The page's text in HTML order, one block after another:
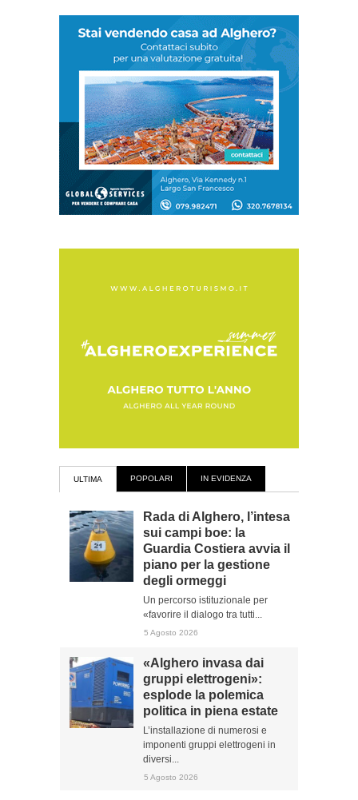
ULTIMA POPOLARI IN EVIDENZA
Rada di Alghero, l’intesa
sui campi boe: la
Guardia Costiera avvia il
piano per la gestione
degli ormeggi
Un percorso istituzionale per
«favorire il dialogo tra tutti...
5 Agosto 2026
«Alghero invasa dai
gruppi elettrogeni»:
esplode la polemica
politica in piena estate
L’installazione di numerosi e
imponenti gruppi elettrogeni in
diversi...
5 Agosto 2026